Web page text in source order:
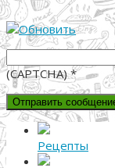
(CAPTCHA)*
Рецепты